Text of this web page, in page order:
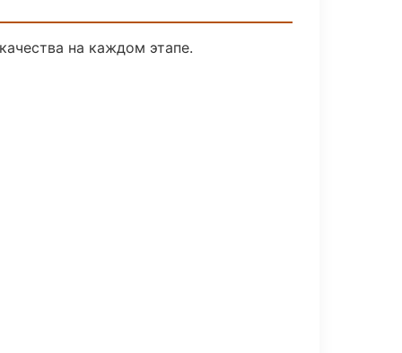
на каждом этапе.